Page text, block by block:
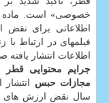
اطلاعاتی برای نقض
فیلمهای در ارتباط
اطلاعات انتشار
جرایم محتوایی قطر
مجازات حبس